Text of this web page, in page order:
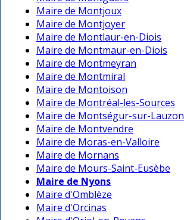
Maire de Montjoux
Maire de Montjoyer
Maire de Montlaur-en-Diois
Maire de Montmaur-en-Diois
Maire de Montmeyran
Maire de Montmiral
Maire de Montoison
Maire de Montréal-les-Sources
Maire de Montségur-sur-Lauzon
Maire de Montvendre
Maire de Moras-en-Valloire
Maire de Mornans
Maire de Mours-Saint-Eusèbe
Maire de Nyons
Maire d'Omblèze
Maire d'Orcinas